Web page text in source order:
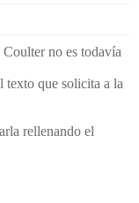
no es todavía
texto que solicita a la
rellenando el